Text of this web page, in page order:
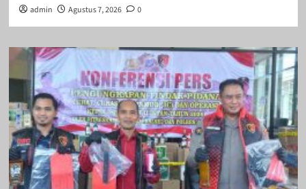
admin Agustus 7, 2026 0